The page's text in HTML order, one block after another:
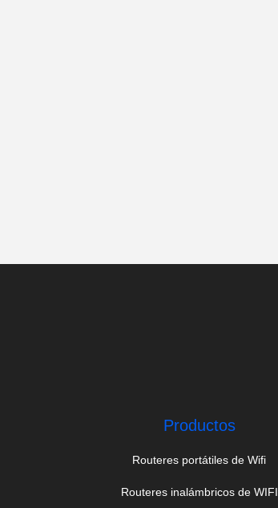
Productos
Routeres portátiles de Wifi
Routeres inalámbricos de WIFI